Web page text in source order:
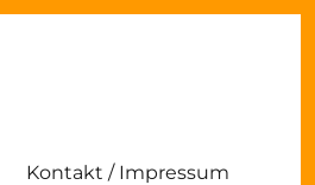
Kontakt / Impressum